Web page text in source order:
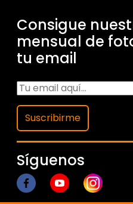
Consigue
mensual de
tu email
Suscribirme
Síguenos